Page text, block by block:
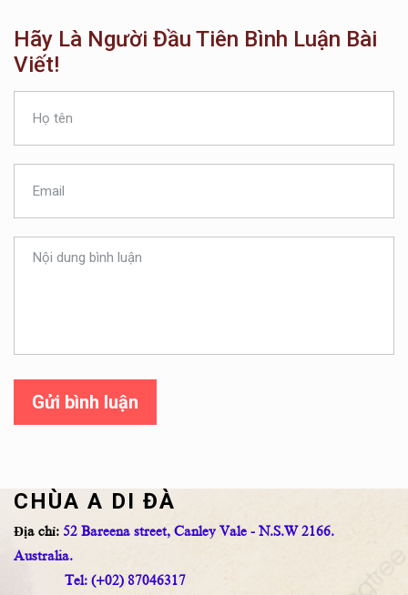
Hãy Là Người Đầu Tiên Bình Luận Bài
Viết!
Gửi bình luận
CHÙA A DI ĐÀ
Địa chỉ: 52 Bareena street, Canley Vale - N.S.W 2166.
Australia.
Tel: (+02) 87046317